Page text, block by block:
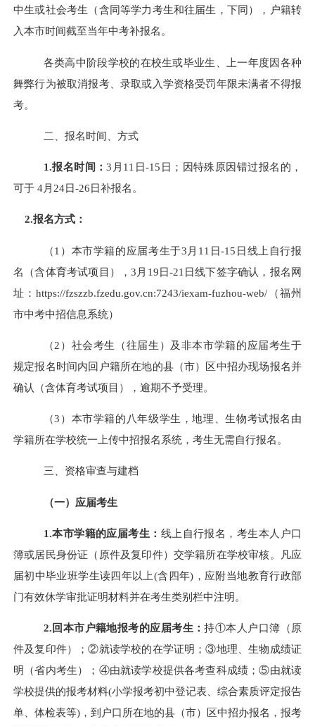
中生或社会考生（含同等学力考生和往届生，下同）
， 户籍转
入本市时间截至当年中考补报名。
各类高中阶段学校的在校生或毕业生、上一年度因各种
舞弊行为被取消报考、录取或入学资格受罚年限未满者不得报
考。
二、报名时间、方式
1.报名时间：3月 11 日-15 日；因特殊原因错过报名的，
可于 4月 24日-26日补报名。
2.报名方式：
（1）本市学籍的应届考生于3月1 1日-1 5 日线上自行报
名（含体育考试项目），3月 19日-21 日线下签字确认，报名网
址 ：https://fzszzb.fzedu.gov.cn:7243/iexam-fuzhou-web/ （福州
市中考中招信息系统）
（2）社会考生（往届生）及非本市学籍的应届考生于
规定报名时间内回户籍所在地的县（市）区中招办现场报名并
确认（含体育考试项目），逾期不予受理。
（3）本市学籍的八年级学生，地理、生物考试报名由
学籍所在学校统一上传中招报名系统，考生无需自行报名。
三、资格审查与建档
（一）应届考生
1.本市学籍的应届考生： 线上自行报名，考生本人户口
簿或居民身份证（原件及复印件）交学籍所在学校审核。凡应
届初中毕业班学生读四年以上(含四年)，应附当地教育行政部
门有效休学审批证明材料并在考生类别栏中注明。
2.回本市户籍地报考的应届考生：持①本人户口簿（原
件及复印件）；②就读学校的在学证明；③地理、生物成绩证
明（省内考生）；④由就读学校提供各考查科成绩；⑤由就读
学校提供的报考材料(小学报考初中登记表、综合素质评定报告
单、体检表等)，到户口所在地的县（市）区中招办报名，报考